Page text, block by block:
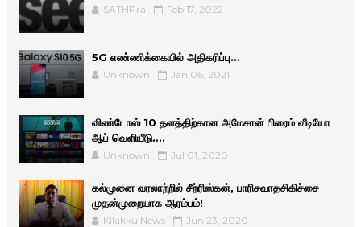
SATHPra Feb 17, 2022
5G எண்ணிக்கையில் அதிகரிப்பு...
Unknown Jan 06, 2021
விண்டோஸ் 10 தளத்திற்கான அமேசான் பிரைம் வீடியோ
ஆப் வெளியீடு....
Unknown Jul 01, 2020
கல்முனை வரலாற்றில் சீற்ரிஸ்கன், பாரிசவாதசிகிச்சை
முதன்முறையாக ஆரம்பம்!
Kilakku News Jun 23, 2020